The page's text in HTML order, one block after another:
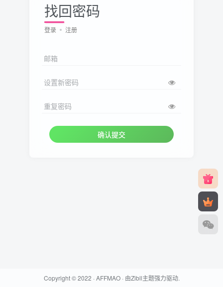
找回密码
登录 注册
邮箱
设置新密码
重复密码
确认提交
Copyright © 2022 · AFFMAO· 由Zibll主题强力驱动.